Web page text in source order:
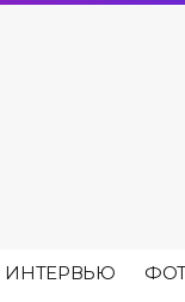
ИНТЕРВЬЮ